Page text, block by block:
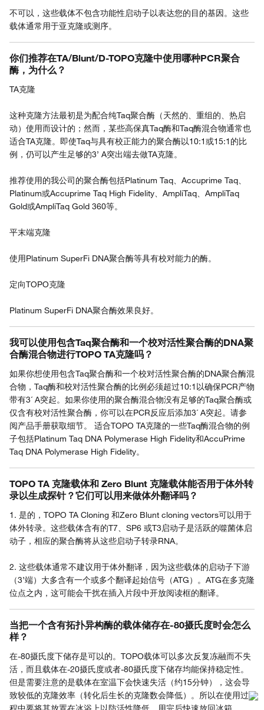
不可以，这些载体不包含功能性启动子以表达您的目的基因。这些
载体通常用于亚克隆或测序。
你们推荐在TA/Blunt/D-TOPO克隆中使用哪种PCR聚合
酶，为什么？
TA克隆
这种克隆方法最初是为配合纯Taq聚合酶（天然的、重组的、热启
动）使用而设计的；然而，某些高保真Taq酶和Taq酶混合物通常也
适合TA克隆。即使Taq与具有校正能力的聚合酶以10:1或15:1的比
例，仍可以产生足够的3’ A突出端去做TA克隆。
推荐使用的我公司的聚合酶包括Platinum Taq、Accuprime Taq、
Platinum或Accuprime Taq High Fidelity、AmpliTaq、AmpliTaq
Gold或AmpliTaq Gold 360等。
平末端克隆
使用Platinum SuperFi DNA聚合酶等具有校对能力的酶。
定向TOPO克隆
Platinum SuperFi DNA聚合酶效果良好。
我可以使用包含Taq聚合酶和一个校对活性聚合酶的DNA聚
合酶混合物进行TOPO TA克隆吗？
如果你想使用包含Taq聚合酶和一个校对活性聚合酶的DNA聚合酶混
合物，Taq酶和校对活性聚合酶的比例必须超过10:1以确保PCR产物
带有3´ A突起。如果你使用的聚合酶混合物没有足够的Taq聚合酶或
仅含有校对活性聚合酶，你可以在PCR反应后添加3´ A突起。请参
阅产品手册获取细节。 适合TOPO TA克隆的一些Taq酶混合物的例
子包括Platinum Taq DNA Polymerase High Fidelity和AccuPrime
Taq DNA Polymerase High Fidelity。
TOPO TA 克隆载体和 Zero Blunt 克隆载体能否用于体外转
录以生成探针？它们可以用来做体外翻译吗？
1. 是的，TOPO TA Cloning 和Zero Blunt cloning vectors可以用于
体外转录。这些载体含有的T7、SP6 或T3启动子是活跃的噬菌体启
动子，相应的聚合酶将从这些启动子转录RNA。
2. 这些载体通常不建议用于体外翻译，因为这些载体的启动子下游
（3’端）大多含有一个或多个翻译起始信号（ATG）。ATG在多克隆
位点之内，这可能会干扰在插入片段中开放阅读框的翻译。
当把一个含有拓扑异构酶的载体储存在-80摄氏度时会怎么
样？
在-80摄氏度下储存是可以的。TOPO载体可以多次反复冻融而不失
活，而且载体在-20摄氏度或者-80摄氏度下储存均能保持稳定性。
但是需要注意的是载体在室温下会快速失活（约15分钟），这会导
致较低的克隆效率（转化后生长的克隆数会降低）。所以在使用过